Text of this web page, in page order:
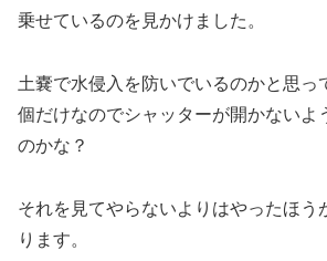
乗せているのを見かけました。
土嚢で水侵入を防いでいるのかと思っ
個だけなのでシャッターが開かないよ
のかな？
それを見てやらないよりはやったほう
ります。